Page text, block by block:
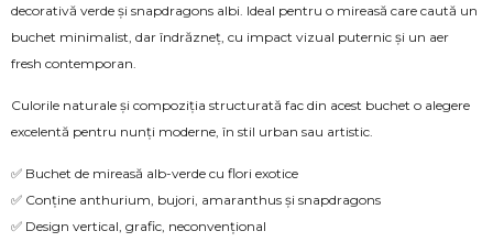
decorativă verde și snapdragons albi. Ideal pentru o mireasă care caută un
buchet minimalist, dar îndrăzneț, cu impact vizual puternic și un aer
fresh contemporan.
Culorile naturale și compoziția structurată fac din acest buchet o alegere
excelentă pentru nunți moderne, în stil urban sau artistic.
✅ Buchet de mireasă alb-verde cu flori exotice
✅ Conține anthurium, bujori, amaranthus și snapdragons
✅ Design vertical, grafic, neconvențional